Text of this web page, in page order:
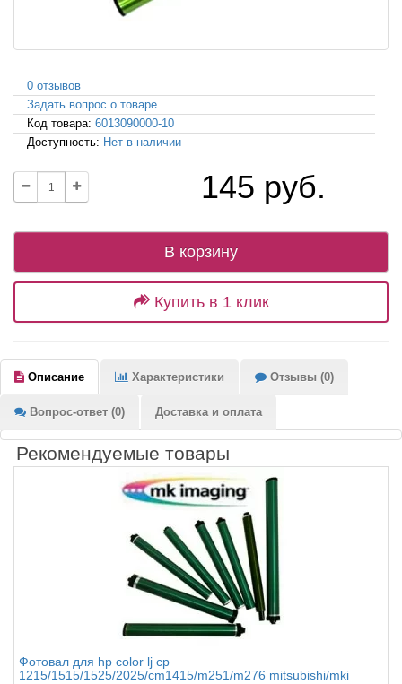
0 отзывов
Задать вопрос о товаре
Код товара: 6013090000-10
Доступность: Нет в наличии
145 руб.
В корзину
Купить в 1 клик
Описание Характеристики Отзывы (0)
Вопрос-ответ (0) Доставка и оплата
Рекомендуемые товары
Фотовал для hp color lj cp
1215/1515/1525/2025/cm1415/m251/m276 mitsubishi/mki